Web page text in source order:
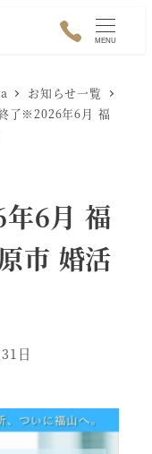
MENU
お知らせ一覧
了※2026年6月 福
6月 福
市 婚活
日